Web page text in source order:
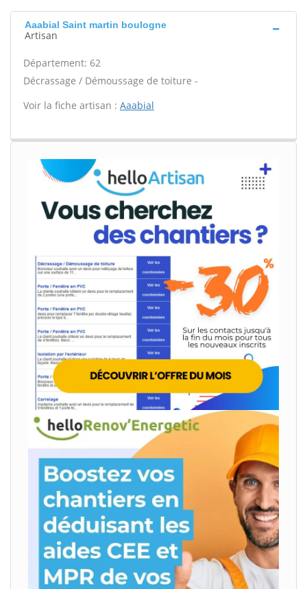
Aaabial Saint martin boulogne
Artisan
Département: 62
Décrassage / Démoussage de toiture -
Voir la fiche artisan : Aaabial